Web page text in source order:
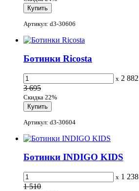
Артикул: d3-30606
Ботинки Ricosta
x 2 882
3 695
Скидка 22%
Артикул: d3-30604
Ботинки INDIGO KIDS
x 1 238
1 510